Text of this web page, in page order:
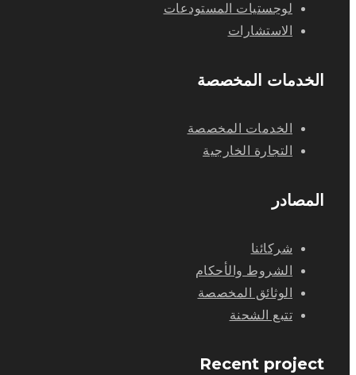
لوجستيات المستودعات
الاستشارات
الخدمات المخصصة
الخدمات المخصصة
التجارة الخارجية
المصادر
شركائنا
الشروط والأحكام
الوثائق المخصصة
تتبع الشحنة
Recent project